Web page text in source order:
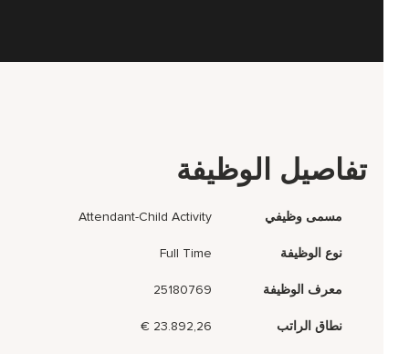
تفاصيل الوظيفة
مسمى وظيفي Attendant-Child Activity
نوع الوظيفة Full Time
معرف الوظيفة 25180769
نطاق الراتب 23.892,26 €